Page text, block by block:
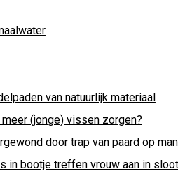
van natuurlijk materiaal
(jonge) vissen zorgen?
door trap van paard op
in bootje treffen vrouw aan in